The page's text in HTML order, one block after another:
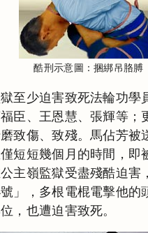
酷刑示意圖：捆綁吊胳膊
至少迫害致死法輪功學
臣、王恩慧、張輝等；
致傷、致殘。馬佔芳被
短短幾個月的時間，即
主嶺監獄受盡殘酷迫害
」，多根電棍電擊他的
，也遭迫害致死。